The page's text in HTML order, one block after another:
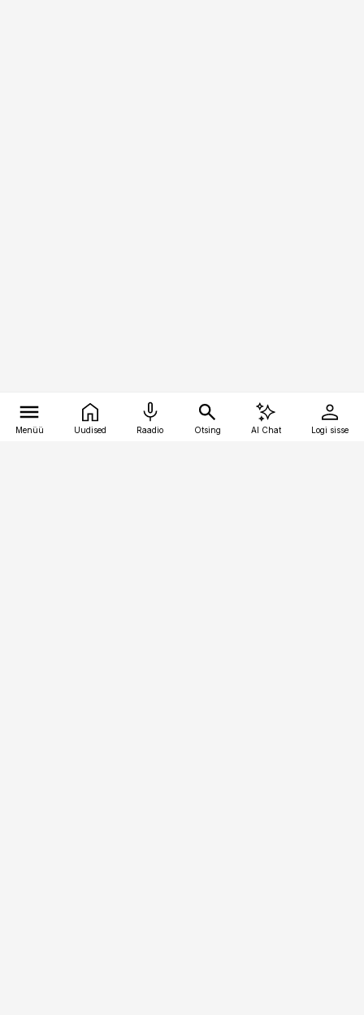
Menüü Uudised Raadio Otsing AI Chat Logi sisse